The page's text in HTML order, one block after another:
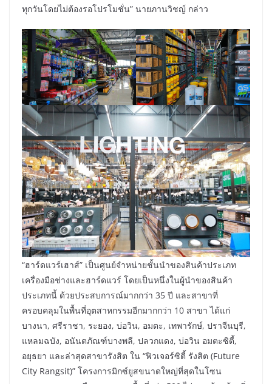
ทุกวันโดยไม่ต้องรอโปรโมชั่น” นายภานวิชญ์ กล่าว
“ฮาร์ดแวร์เฮาส์” เป็นศูนย์จำหน่ายชั้นนำของสินค้าประเภท
เครื่องมือช่างและฮาร์ดแวร์ โดยเป็นหนึ่งในผู้นำของสินค้า
ประเภทนี้ ด้วยประสบการณ์มากกว่า 35 ปี และสาขาที่
ครอบคลุมในพื้นที่อุตสาหกรรมอีกมากกว่า 10 สาขา ได้แก่
บางนา, ศรีราชา, ระยอง, บ่อวิน, อมตะ, เทพารักษ์, ปราจีนบุรี,
แหลมฉบัง, อนันตภัณฑ์บางพลี, ปลวกแดง, บ่อวิน อมตะซิตี้,
อยุธยา และล่าสุดสาขารังสิต ใน “ฟิวเจอร์ซิตี้ รังสิต (Future
City Rangsit)” โครงการมิกซ์ยูสขนาดใหญ่ที่สุดในโซน